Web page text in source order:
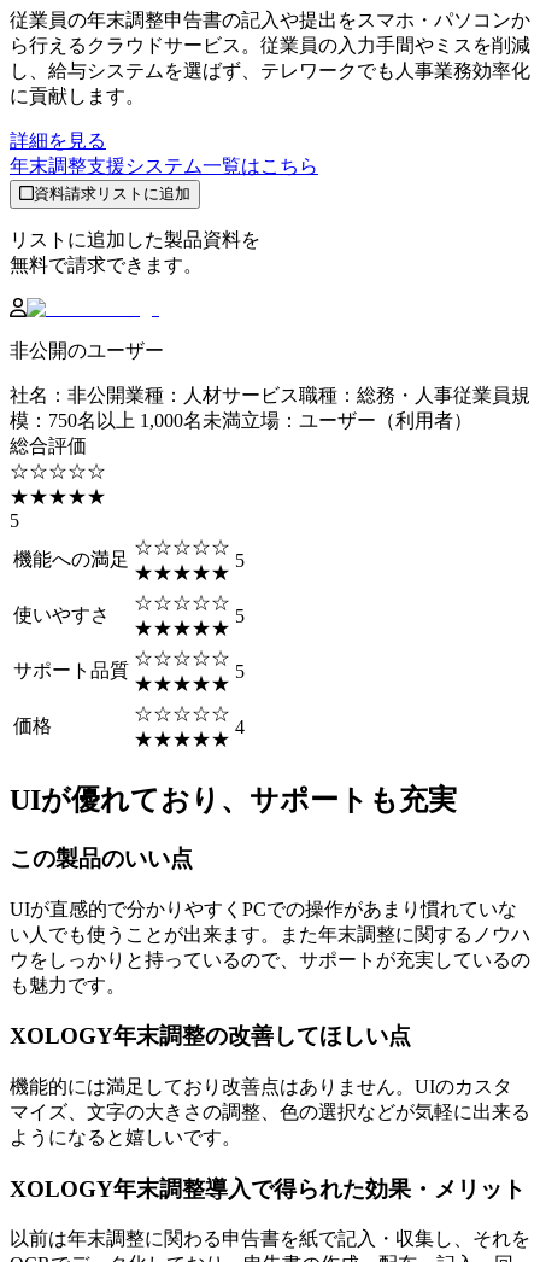
従業員の年末調整申告書の記入や提出をスマホ・パソコンか
ら行えるクラウドサービス。従業員の入力手間やミスを削減
し、給与システムを選ばず、テレワークでも人事業務効率化
に貢献します。
詳細を見る
年末調整支援システム一覧はこちら
資料請求リストに追加
リストに追加した製品資料を
無料で請求できます。
非公開のユーザー
社名 ： 非公開業種 ： 人材サービス職種 ： 総務・人事従業員規
模 ： 750名以上 1,000名未満立場 ： ユーザー（利用者）
総合評価
☆☆☆☆☆
★★★★★
5
機能への満足
☆☆☆☆☆
★★★★★
5
使いやすさ
☆☆☆☆☆
★★★★★
5
サポート品質
☆☆☆☆☆
★★★★★
5
価格
☆☆☆☆☆
★★★★★
4
UIが優れており、サポートも充実
この製品のいい点
UIが直感的で分かりやすくPCでの操作があまり慣れていな
い人でも使うことが出来ます。また年末調整に関するノウハ
ウをしっかりと持っているので、サポートが充実しているの
も魅力です。
XOLOGY年末調整の改善してほしい点
機能的には満足しており改善点はありません。UIのカスタ
マイズ、文字の大きさの調整、色の選択などが気軽に出来る
ようになると嬉しいです。
XOLOGY年末調整導入で得られた効果・メリット
以前は年末調整に関わる申告書を紙で記入・収集し、それを